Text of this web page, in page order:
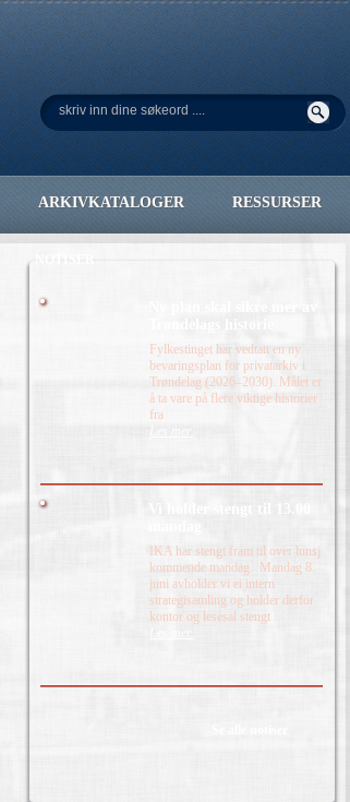
ARKIVKATALOGER RESSURSER
Fylkestinget har vedtatt en ny
bevaringsplan for privatarkiv i
Trøndelag (2026–2030). Målet er
å ta vare på flere viktige historier
fra
Vi holder stengt til 13.00
IKA har stengt fram til over lunsj
kommende mandag. Mandag 8.
juni avholder vi ei intern
strategisamling og holder derfor
kontor og lesesal stengt